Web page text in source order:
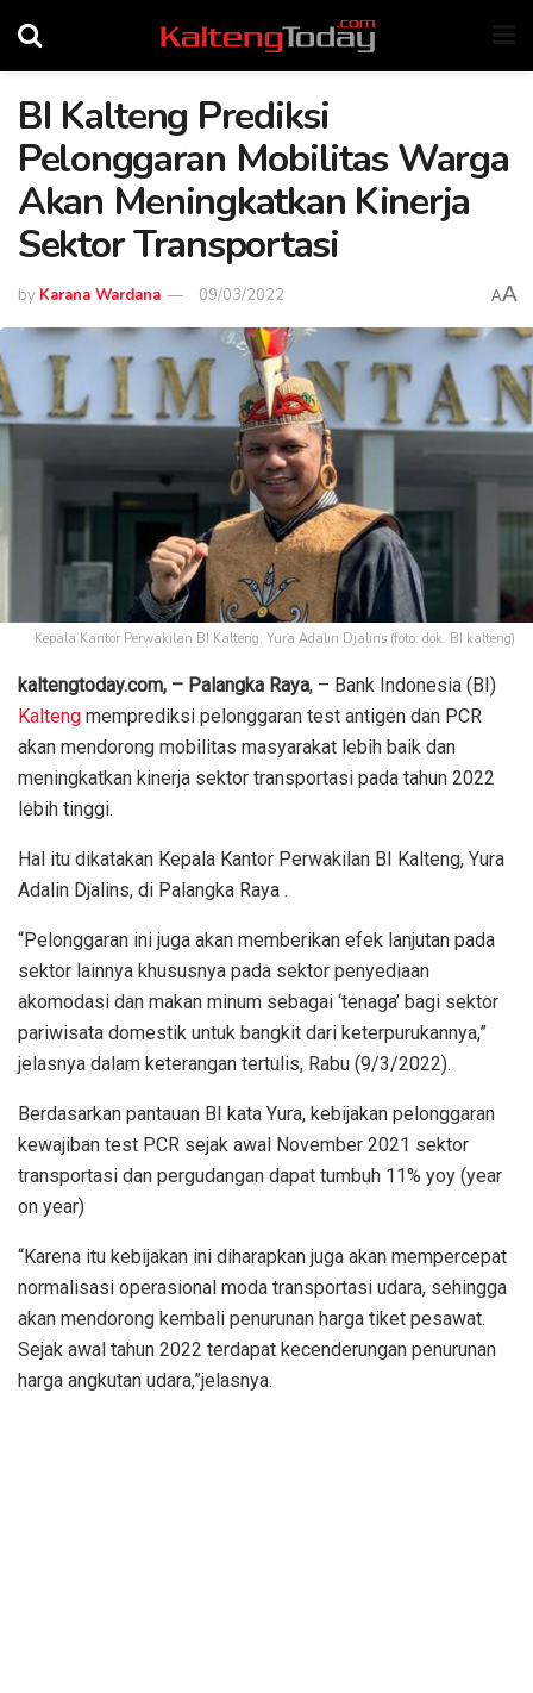
BI Kalteng Prediksi
Pelonggaran Mobilitas Warga
Akan Meningkatkan Kinerja
Sektor Transportasi
by Karana Wardana 09/03/2022 AA
Kepala Kantor Perwakilan BI Kalteng, Yura Adalin Djalins (foto: dok. BI kalteng)
kaltengtoday.com, – Palangka Raya, – Bank Indonesia (BI)
Kalteng memprediksi pelonggaran test antigen dan PCR
akan mendorong mobilitas masyarakat lebih baik dan
meningkatkan kinerja sektor transportasi pada tahun 2022
lebih tinggi.
Hal itu dikatakan Kepala Kantor Perwakilan BI Kalteng, Yura
Adalin Djalins, di Palangka Raya .
“Pelonggaran ini juga akan memberikan efek lanjutan pada
sektor lainnya khususnya pada sektor penyediaan
akomodasi dan makan minum sebagai ‘tenaga’ bagi sektor
pariwisata domestik untuk bangkit dari keterpurukannya,”
jelasnya dalam keterangan tertulis, Rabu (9/3/2022).
Berdasarkan pantauan BI kata Yura, kebijakan pelonggaran
kewajiban test PCR sejak awal November 2021 sektor
transportasi dan pergudangan dapat tumbuh 11% yoy (year
on year)
“Karena itu kebijakan ini diharapkan juga akan mempercepat
normalisasi operasional moda transportasi udara, sehingga
akan mendorong kembali penurunan harga tiket pesawat.
Sejak awal tahun 2022 terdapat kecenderungan penurunan
harga angkutan udara,”jelasnya.